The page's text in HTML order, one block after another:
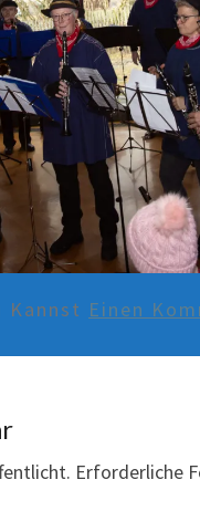
Kannst Einen
Erforderliche